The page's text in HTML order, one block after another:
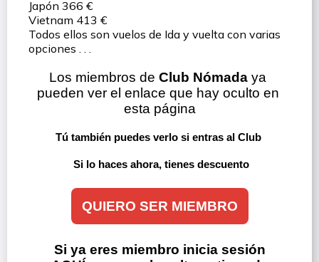
Japón 366 €
Vietnam 413 €
Todos ellos son vuelos de Ida y vuelta con varias
opciones . . .
Los miembros de Club Nómada ya
pueden ver el enlace que hay oculto en
esta página
Tú también puedes verlo si entras al Club
Si lo haces ahora, tienes descuento
QUIERO SER MIEMBRO
Si ya eres miembro inicia sesión